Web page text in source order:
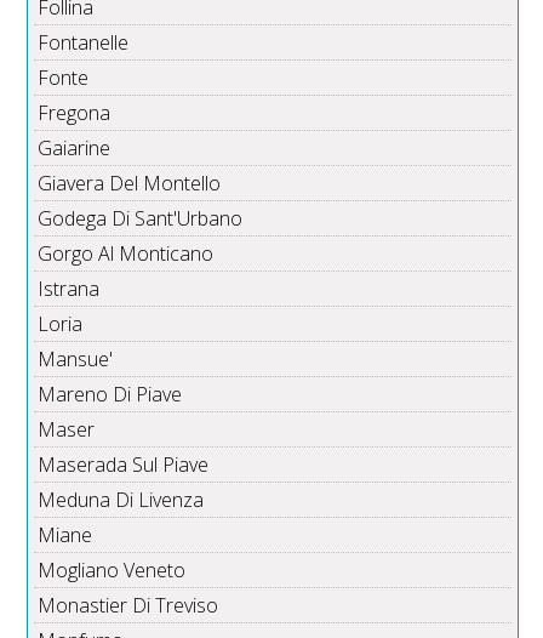
Follina
Fontanelle
Fonte
Fregona
Gaiarine
Giavera Del Montello
Godega Di Sant'Urbano
Gorgo Al Monticano
Istrana
Loria
Mansue'
Mareno Di Piave
Maser
Maserada Sul Piave
Meduna Di Livenza
Miane
Mogliano Veneto
Monastier Di Treviso